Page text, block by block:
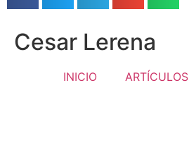
Cesar Lerena
INICIO ARTÍCULOS